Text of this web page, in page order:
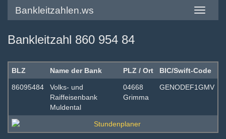
Toggle
Bankleitzahlen.ws
Bankleitzahl 860 954 84
BLZ Name der Bank PLZ / Ort BIC/Swift-Code
86095484
Volks- und
Raiffeisenbank
Muldental
04668
Grimma
GENODEF1GMV